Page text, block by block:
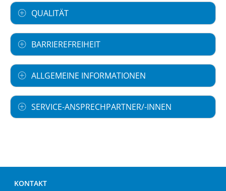
QUALITÄT
BARRIEREFREIHEIT
ALLGEMEINE INFORMATIONEN
SERVICE-ANSPRECHPARTNER/-INNEN
KONTAKT